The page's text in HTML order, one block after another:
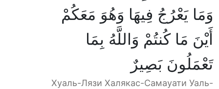
وَمَا يَعْرُجُ فِيهَا وَهُوَ مَعَكُمْ
أَيْنَ مَا كُنتُمْ وَاللَّهُ بِمَا
تَعْمَلُونَ بَصِيرٌ
Хуаль-Лязи Халякас-Самауати Уаль-